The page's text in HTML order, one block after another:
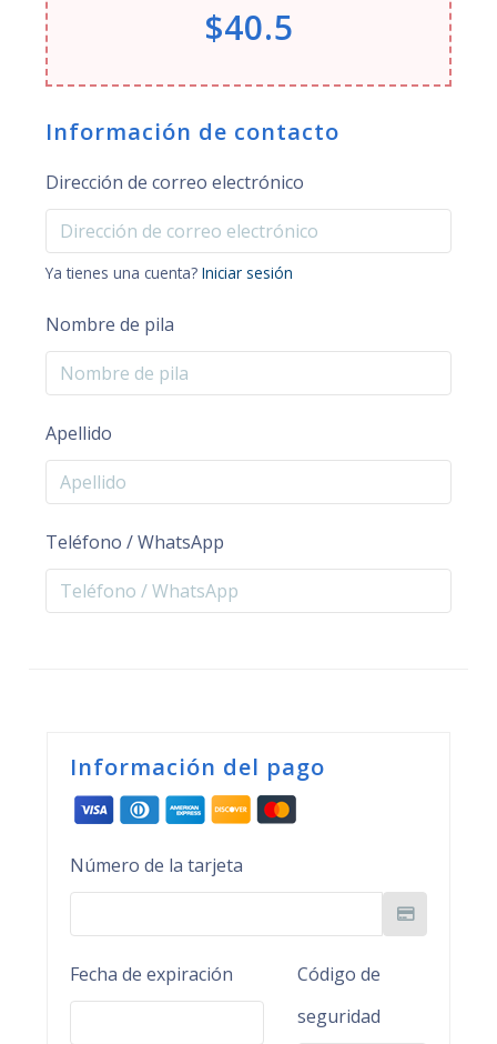
$40.5
Información de contacto
Dirección de correo electrónico
Ya tienes una cuenta? Iniciar sesión
Nombre de pila
Apellido
Teléfono / WhatsApp
Información del pago
Número de la tarjeta
Fecha de expiración
Código de
seguridad